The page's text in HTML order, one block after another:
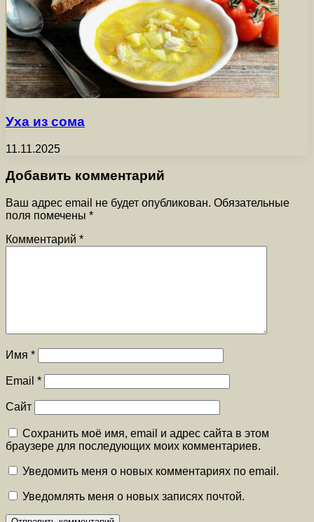
Уха из сома
11.11.2025
Добавить комментарий
Ваш адрес email не будет опубликован. Обязательные
поля помечены *
Комментарий *
Имя *
Email *
Сайт
Сохранить моё имя, email и адрес сайта в этом
браузере для последующих моих комментариев.
Уведомить меня о новых комментариях по email.
Уведомлять меня о новых записях почтой.